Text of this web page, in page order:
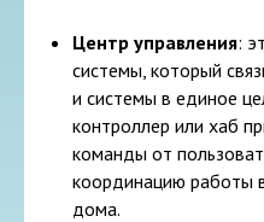
Центр управления:
системы, который
и системы в единое
контроллер или хаб
команды от
координацию работы
дома.